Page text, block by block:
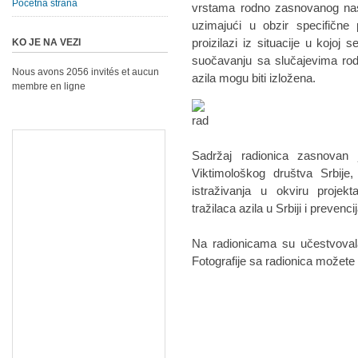
vrstama rodno zasnovanog
uzimajući u obzir
proizilazi iz situacije u kojoj
suočavanju sa slučajevima
azila mogu biti izložena.
Sadržaj radionica
Viktimološkog društva
istraživanja u okviru
tražilaca azila u Srbiji i
Na radionicama su
Fotografije sa radionica
Početna strana
KO JE NA VEZI
Nous avons 2056 invités et aucun
membre en ligne